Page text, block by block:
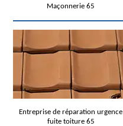
Maçonnerie 65
Entreprise de réparation urgence
fuite toiture 65